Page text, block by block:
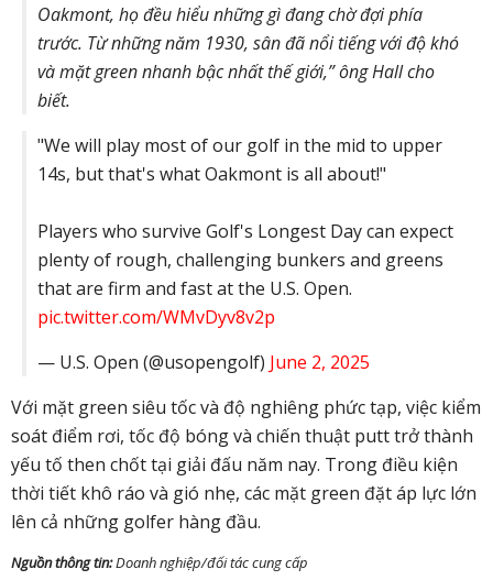
Oakmont, họ đều hiểu những gì đang chờ đợi phía
trước. Từ những năm 1930, sân đã nổi tiếng với độ khó
và mặt green nhanh bậc nhất thế giới,” ông Hall cho
biết.
"We will play most of our golf in the mid to upper
14s, but that's what Oakmont is all about!"
Players who survive Golf's Longest Day can expect
plenty of rough, challenging bunkers and greens
that are firm and fast at the U.S. Open.
pic.twitter.com/WMvDyv8v2p
— U.S. Open (@usopengolf) June 2, 2025
Với mặt green siêu tốc và độ nghiêng phức tạp, việc kiểm
soát điểm rơi, tốc độ bóng và chiến thuật putt trở thành
yếu tố then chốt tại giải đấu năm nay. Trong điều kiện
thời tiết khô ráo và gió nhẹ, các mặt green đặt áp lực lớn
lên cả những golfer hàng đầu.
Nguồn thông tin:Doanh nghiệp/đối tác cung cấp